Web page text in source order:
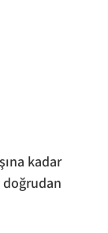
kadar
doğrudan